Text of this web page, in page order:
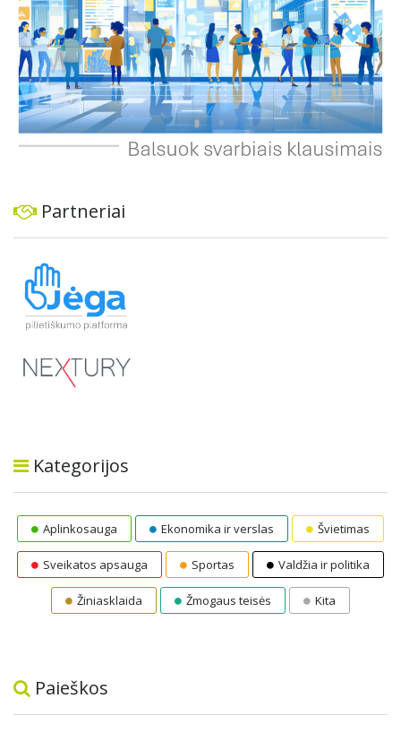
Partneriai
Kategorijos
Aplinkosauga Ekonomika ir verslas Švietimas
Sveikatos apsauga Sportas Valdžia ir politika
Žiniasklaida Žmogaus teisės Kita
Paieškos